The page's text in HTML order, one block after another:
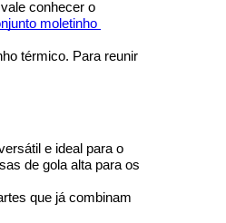
moletinho
térmico. Para reunir
e ideal para o
de gola alta para os
que já combinam